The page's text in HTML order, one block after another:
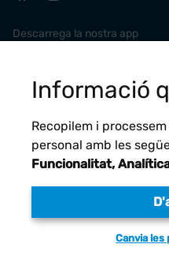
Descarrega la nostra app
Avís legal
Informació
Recopilem i
personal amb les
Funcionalitat,
Canvia